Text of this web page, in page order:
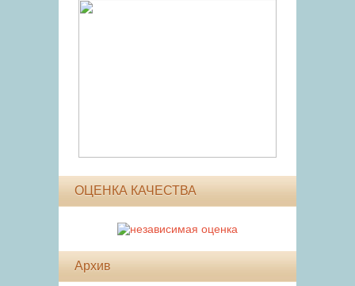
ОЦЕНКА КАЧЕСТВА
Архив